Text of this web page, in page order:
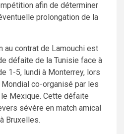
afin de déterminer
prolongation de la
au contrat de Lamouchi est
défaite de la Tunisie face à
1-5, lundi à Monterrey, lors
co-organisé par les
Mexique. Cette défaite
sévère en match amical
Bruxelles.